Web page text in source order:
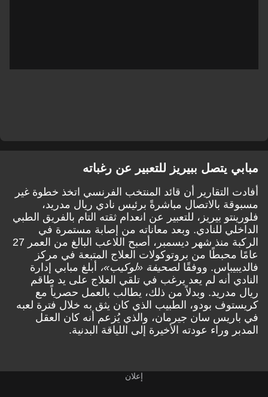
مبابي يتصل ببيريز للتعبير عن رغباته
أفادت التقارير أن قائد المنتخب الفرنسي اتخذ خطوة غير
مسبوقة بالاتصال مباشرةً برئيس نادي ريال مدريد،
فلورينتو بيريز، للتعبير عن انعدام ثقته التام بالفريق الطبي
الداخلي للنادي. وبعد معاناته من إصابة مستمرة في
الركبة منذ شهر ديسمبر، أصبح اللاعب البالغ من العمر 27
عامًا محبطًا من بروتوكولات العلاج المتبعة في مركز
فالديبيباس. ووفقًا لصحيفة «لوكيب»، أبلغ مبابي إدارة
النادي أنه لم يعد يرغب في تلقي العلاج على يد طاقم
ريال مدريد. وبدلاً من ذلك، يطالب بالعمل حصرياً مع
كريستوف بودو، الطبيب الذي كان يثق به خلال فترة لعبه
في باريس سان جيرمان، والذي يُزعم أنه كان العقل
المدبر وراء عودته الأخيرة إلى اللياقة البدنية.
إعلان